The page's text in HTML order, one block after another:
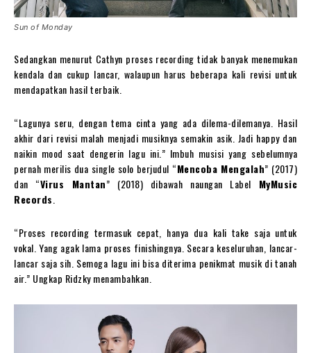
Sun of Monday
Sedangkan menurut Cathyn proses recording tidak banyak menemukan
kendala dan cukup lancar, walaupun harus beberapa kali revisi untuk
mendapatkan hasil terbaik.
“Lagunya seru, dengan tema cinta yang ada dilema-dilemanya. Hasil
akhir dari revisi malah menjadi musiknya semakin asik. Jadi happy dan
naikin mood saat dengerin lagu ini.” Imbuh musisi yang sebelumnya
pernah merilis dua single solo berjudul “Mencoba Mengalah” (2017)
dan “Virus Mantan” (2018) dibawah naungan Label MyMusic
Records
“Proses recording termasuk cepat, hanya dua kali take saja untuk
vokal. Yang agak lama proses finishingnya. Secara keseluruhan, lancar-
lancar saja sih. Semoga lagu ini bisa diterima penikmat musik di tanah
air.” Ungkap Ridzky menambahkan.